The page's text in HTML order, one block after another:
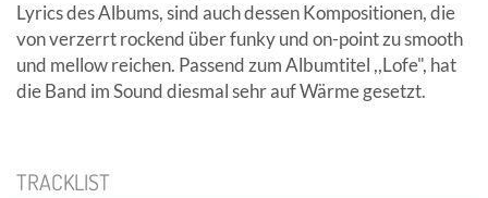
Lyrics des Albums, sind auch dessen Kompositionen, die
von verzerrt rockend über funky und on-point zu smooth
und mellow reichen. Passend zum Albumtitel ,,Lofe", hat
die Band im Sound diesmal sehr auf Wärme gesetzt.
TRACKLIST